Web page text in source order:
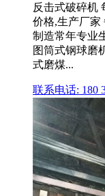
反击式破碎机
价格,生产厂家
制造常年专业
图筒式钢球磨
式磨煤...
联系电话: 180